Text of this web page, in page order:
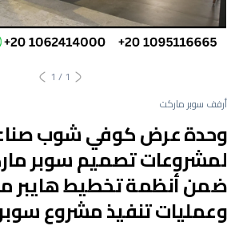
1
/
1
أرفف سوبر ماركت
وحدة عرض كوفي شوب
لمشروعات تصميم سوبر
ضمن أنظمة تخطيط هايبر
وعمليات تنفيذ مشروع